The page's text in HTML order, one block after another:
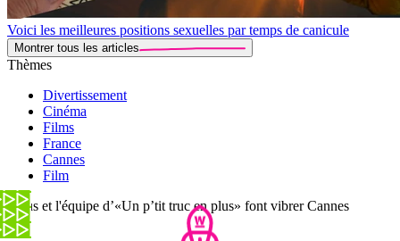
Voici les meilleures positions sexuelles par temps de canicule
Montrer tous les articles
Thèmes
Divertissement
Cinéma
Films
France
Cannes
Film
Artus et l'équipe d’«Un p’tit truc en plus» font vibrer Cannes